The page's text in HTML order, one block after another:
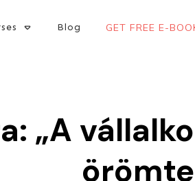
Blog GET FREE E-
„A